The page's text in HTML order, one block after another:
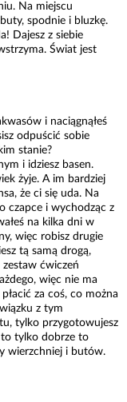
Na miejscu
spodnie i bluzkę.
Dajesz z siebie
Świat jest
i naciągnąłeś
odpuścić sobie
stanie?
i idziesz basen.
żyje. A im bardziej
że ci się uda. Na
czapce i wychodząc z
na kilka dni w
więc robisz drugie
tą samą drogą,
ćwiczeń
więc nie ma
za coś, co można
z tym
tylko przygotowujesz
to tylko dobrze to
wierzchniej i butów.